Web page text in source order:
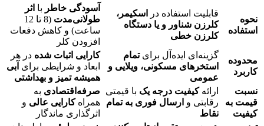
نحوه
استفاده
قابلیت استفاده در
اسکیمر،
کلرزن شناور و یا دستگاه
کلرزن خطی
آسودگی خاطر با اثر
طولانی‌مدت
(8 تا 12
ساعت) و کاهش دفعات
افزودن کلر
محدوده
کاربرد
گزینه‌ای ایده‌آل برایتمام
استخرهای مسکونی، ویلایی و
عمومی
کارایی اثبات شده در هر
ابعاد و شرایطی برای آبی
همیشه تمیز و بهداشتی
نسبت
قیمت به
کیفیت
ارائهکیفیت درجه یک با قیمتی
رقابتی و ارسال فوری به تمام
نقاط
صرفه‌اقتصادی به
همراهکارایی عالی و
اثرگذاری ماندگار